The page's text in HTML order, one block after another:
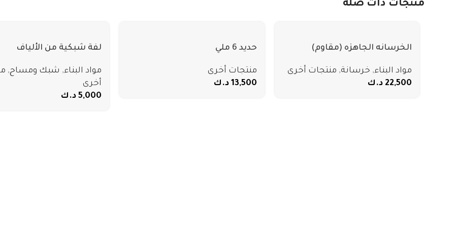
منتجات ذات صلة
الخرسانه الجاهزه (مقاوم)
مواد البناء, خرسانة, منتجات أخرى
22,500 د.ك
حديد 6 ملي
منتجات أخرى
13,500 د.ك
لفة شبكية من الألياف
مواد البناء, شبك ومساح,
أخرى
5,000 د.ك